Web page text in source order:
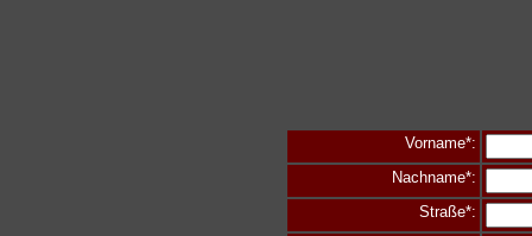
Vorname*:
Nachname*:
Straße*: